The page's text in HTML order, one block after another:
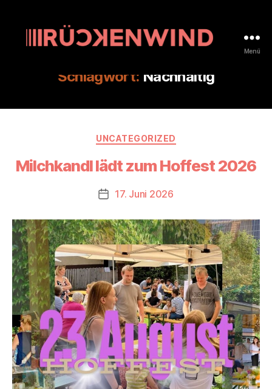
Menü
Schlagwort: Nachhaltig
Kategorien
UNCATEGORIZED
Milchkandl lädt zum Hoffest 2026
Beitragsdatum
17. Juni 2026